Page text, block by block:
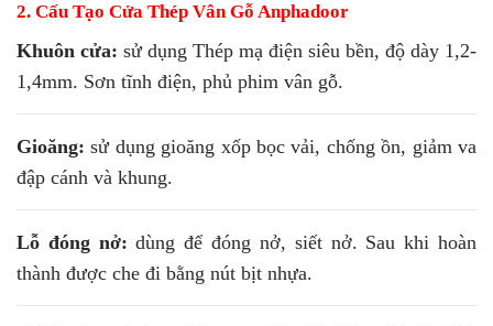
2. Cấu Tạo Cửa Thép Vân Gỗ Anphadoor
Khuôn cửa: sử dụng Thép mạ điện siêu bền, độ dày 1,2-
1,4mm. Sơn tĩnh điện, phủ phim vân gỗ.
Gioăng: sử dụng gioăng xốp bọc vải, chống ồn, giảm va
đập cánh và khung.
Lỗ đóng nở: dùng để đóng nở, siết nở. Sau khi hoàn
thành được che đi bằng nút bịt nhựa.